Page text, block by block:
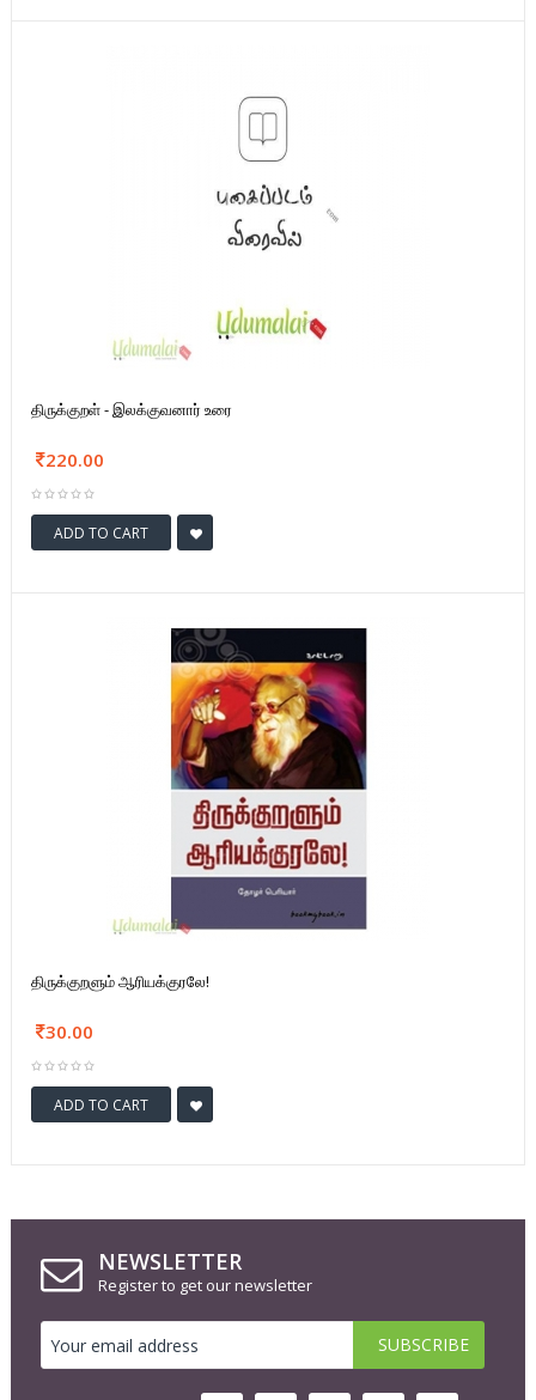
திருக்குறள் - இலக்குவனார் உரை
220.00
ADD TO CART
திருக்குறளும் ஆரியக்குரலே!
30.00
ADD TO CART
NEWSLETTER
Register to get our newsletter